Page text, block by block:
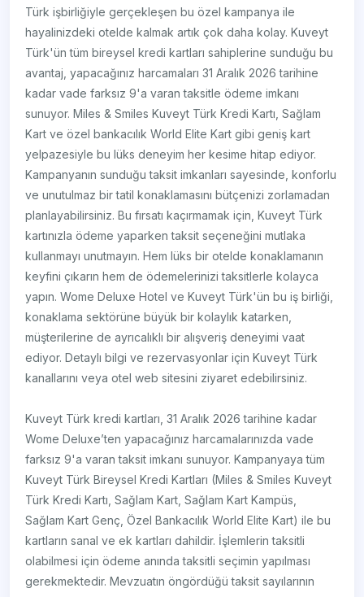
Türk işbirliğiyle gerçekleşen bu özel kampanya ile
hayalinizdeki otelde kalmak artık çok daha kolay. Kuveyt
Türk'ün tüm bireysel kredi kartları sahiplerine sunduğu bu
avantaj, yapacağınız harcamaları 31 Aralık 2026 tarihine
kadar vade farksız 9'a varan taksitle ödeme imkanı
sunuyor. Miles & Smiles Kuveyt Türk Kredi Kartı, Sağlam
Kart ve özel bankacılık World Elite Kart gibi geniş kart
yelpazesiyle bu lüks deneyim her kesime hitap ediyor.
Kampanyanın sunduğu taksit imkanları sayesinde, konforlu
ve unutulmaz bir tatil konaklamasını bütçenizi zorlamadan
planlayabilirsiniz. Bu fırsatı kaçırmamak için, Kuveyt Türk
kartınızla ödeme yaparken taksit seçeneğini mutlaka
kullanmayı unutmayın. Hem lüks bir otelde konaklamanın
keyfini çıkarın hem de ödemelerinizi taksitlerle kolayca
yapın. Wome Deluxe Hotel ve Kuveyt Türk'ün bu iş birliği,
konaklama sektörüne büyük bir kolaylık katarken,
müşterilerine de ayrıcalıklı bir alışveriş deneyimi vaat
ediyor. Detaylı bilgi ve rezervasyonlar için Kuveyt Türk
kanallarını veya otel web sitesini ziyaret edebilirsiniz.
Kuveyt Türk kredi kartları, 31 Aralık 2026 tarihine kadar
Wome Deluxe’ten yapacağınız harcamalarınızda vade
farksız 9'a varan taksit imkanı sunuyor. Kampanyaya tüm
Kuveyt Türk Bireysel Kredi Kartları (Miles & Smiles Kuveyt
Türk Kredi Kartı, Sağlam Kart, Sağlam Kart Kampüs,
Sağlam Kart Genç, Özel Bankacılık World Elite Kart) ile bu
kartların sanal ve ek kartları dahildir. İşlemlerin taksitli
olabilmesi için ödeme anında taksitli seçimin yapılması
gerekmektedir. Mevzuatın öngördüğü taksit sayılarının